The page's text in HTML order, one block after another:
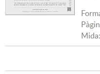
Mida: